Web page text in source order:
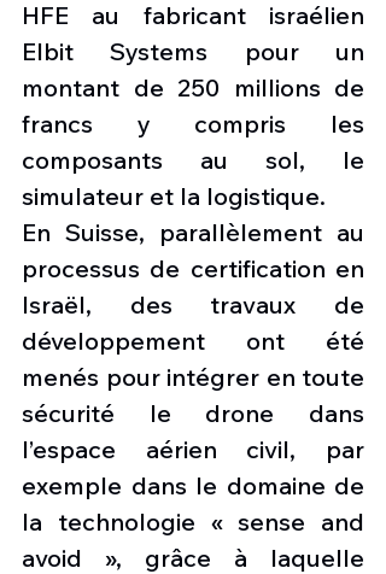
HFE au fabricant israélien
Elbit Systems pour un
montant de 250 millions de
francs y compris les
composants au sol, le
simulateur et la logistique.
En Suisse, parallèlement au
processus de certification en
Israël, des travaux de
développement ont été
menés pour intégrer en toute
sécurité le drone dans
l’espace aérien civil, par
exemple dans le domaine de
la technologie « sense and
avoid », grâce à laquelle